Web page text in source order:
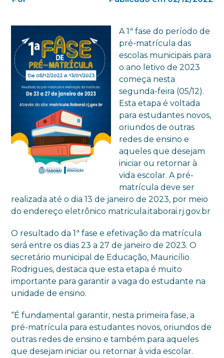
A 1ª fase do período de
pré-matrícula das
escolas municipais para
o ano letivo de 2023
começa nesta
segunda-feira (05/12).
Esta etapa é voltada
para estudantes novos,
oriundos de outras
redes de ensino e
aqueles que desejam
iniciar ou retornar à
vida escolar. A pré-
matrícula deve ser
realizada até o dia 13 de janeiro de 2023, por meio
do endereço eletrônico matricula.itaborai.rj.gov.br
O resultado da 1ª fase e efetivação da matrícula
será entre os dias 23 a 27 de janeiro de 2023. O
secretário municipal de Educação, Mauricílio
Rodrigues, destaca que esta etapa é muito
importante para garantir a vaga do estudante na
unidade de ensino.
“É fundamental garantir, nesta primeira fase, a
pré-matrícula para estudantes novos, oriundos de
outras redes de ensino e também para aqueles
que desejam iniciar ou retornar à vida escolar.